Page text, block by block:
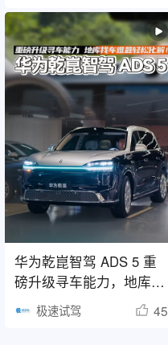
华为乾崑智驾 ADS 5 重
磅升级寻车能力，地库找
车难题轻松化解
极速试驾 45